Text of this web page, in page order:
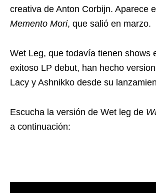
creativa de Anton Corbijn. Aparece
Memento Mori, que salió en marzo.
Wet Leg, que todavía tienen shows
exitoso LP debut, han hecho
Lacy y Ashnikko desde su
Escucha la versión de Wet leg de
a continuación: